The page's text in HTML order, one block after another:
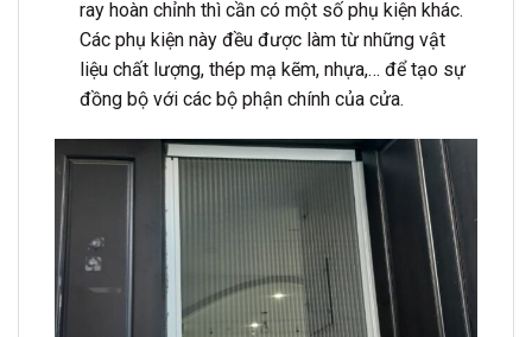
ray hoàn chỉnh thì cần có một số phụ kiện khác.
Các phụ kiện này đều được làm từ những vật
liệu chất lượng, thép mạ kẽm, nhựa,… để tạo sự
đồng bộ với các bộ phận chính của cửa.